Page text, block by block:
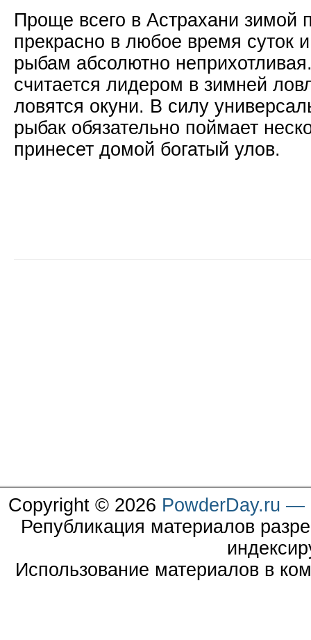
Проще всего в Астрахани зимой
прекрасно в любое время суток
рыбам абсолютно
считается лидером в зимней
ловятся окуни. В силу
рыбак обязательно поймает
принесет домой богатый улов.
Copyright © 2026 PowderDay.ru —
Републикация материалов
Использование материалов в